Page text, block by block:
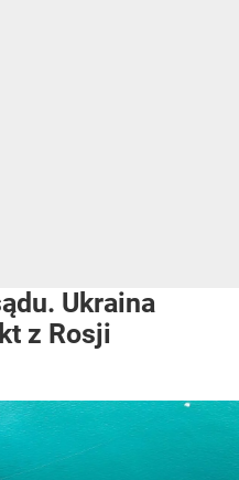
Ukraina
z Rosji